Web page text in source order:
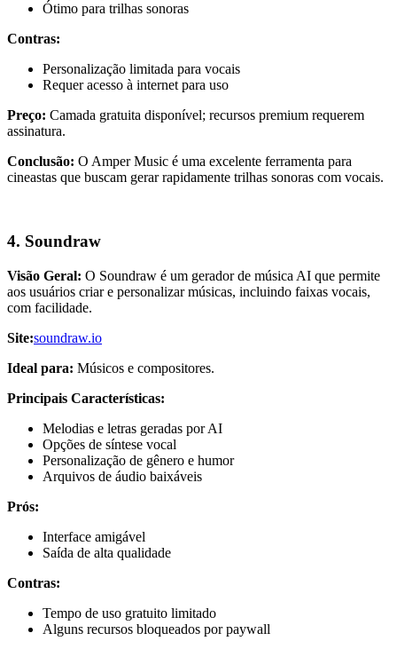
Ótimo para trilhas sonoras
Contras:
Personalização limitada para vocais
Requer acesso à internet para uso
Preço: Camada gratuita disponível; recursos premium requerem
assinatura.
Conclusão: O Amper Music é uma excelente ferramenta para
cineastas que buscam gerar rapidamente trilhas sonoras com vocais.
4. Soundraw
Visão Geral: O Soundraw é um gerador de música AI que permite
aos usuários criar e personalizar músicas, incluindo faixas vocais,
com facilidade.
Site:soundraw.io
Ideal para: Músicos e compositores.
Principais Características:
Melodias e letras geradas por AI
Opções de síntese vocal
Personalização de gênero e humor
Arquivos de áudio baixáveis
Prós:
Interface amigável
Saída de alta qualidade
Contras:
Tempo de uso gratuito limitado
Alguns recursos bloqueados por paywall